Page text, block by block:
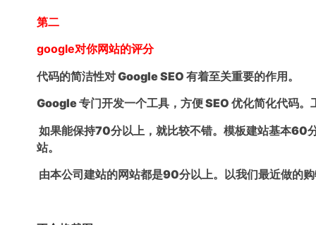
第二
google对你网站的评分
代码的简洁性对 Google SEO 有着至关重要的作用。
Google 专门开发一个工具，方便 SEO 优化简化代码。
如果能保持70分以上，就比较不错。模板建站基本60
站。
由本公司建站的网站都是90分以上。以我们最近做